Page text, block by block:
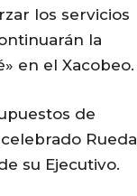
los servicios
la
en el Xacobeo.
de
Rueda
su Ejecutivo.